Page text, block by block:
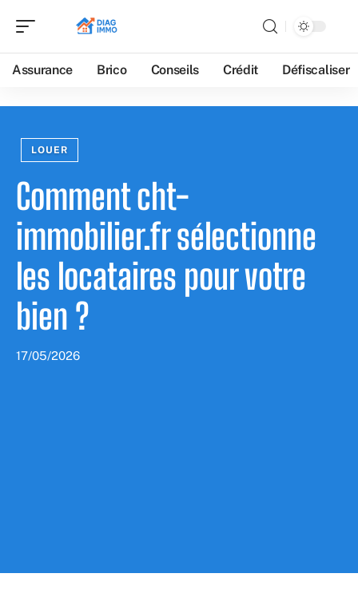
Assurance Brico Conseils Crédit Défiscaliser
LOUER
Comment cht-
immobilier.fr sélectionne
les locataires pour votre
bien ?
17/05/2026